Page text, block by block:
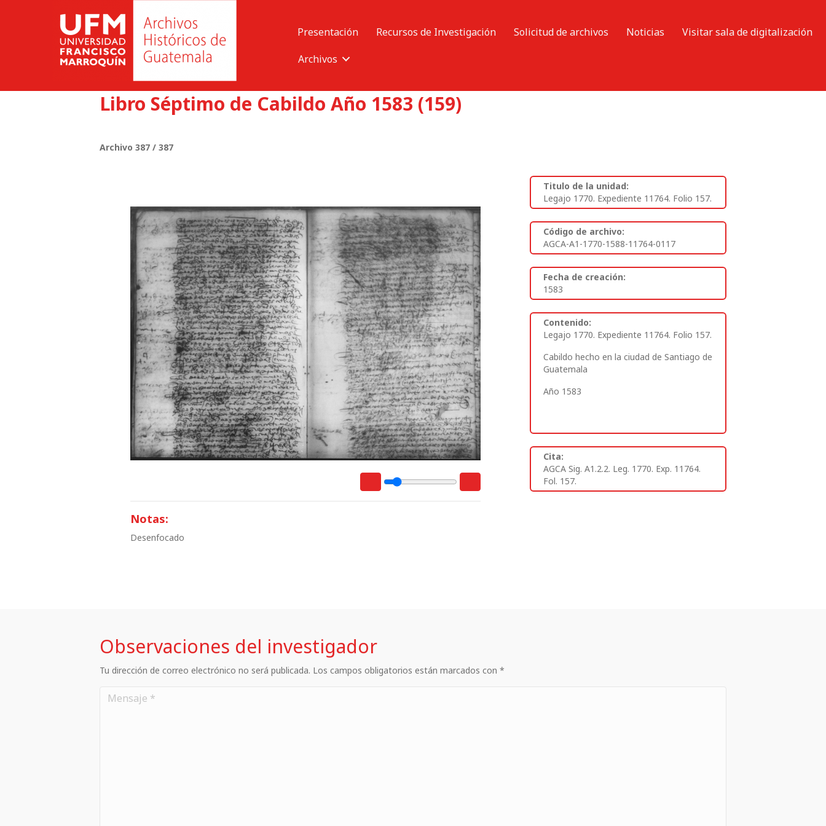
Presentación Recursos de Investigación Solicitud de archivos Noticias
Visitar sala de digitalización
Archivos
Libro Séptimo de Cabildo Año 1583 (159)
Archivo 387 / 387
Notas:
Desenfocado
Titulo de la unidad:
Legajo 1770. Expediente 11764. Folio 157.
Código de archivo:
AGCA-A1-1770-1588-11764-0117
Fecha de creación:
1583
Contenido:
Legajo 1770. Expediente 11764. Folio 157.
Cabildo hecho en la ciudad de Santiago de
Guatemala
Año 1583
Cita:
AGCA Sig. A1.2.2. Leg. 1770. Exp. 11764.
Fol. 157.
Observaciones del investigador
Tu dirección de correo electrónico no será publicada. Los campos obligatorios están marcados con *